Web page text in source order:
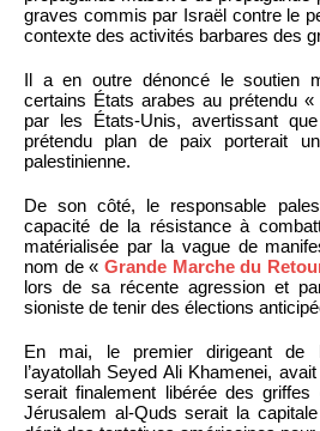
graves commis par Israël contre le
contexte des activités barbares des
Il a en outre dénoncé le soutien
certains États arabes au prétendu
par les États-Unis, avertissant
prétendu plan de paix porterait
palestinienne.
De son côté, le responsable
capacité de la résistance à
matérialisée par la vague de
nom de « Grande Marche du
lors de sa récente agression et
sioniste de tenir des élections
En mai, le premier dirigeant de
l’ayatollah Seyed Ali Khamenei,
serait finalement libérée des
Jérusalem al-Quds serait la